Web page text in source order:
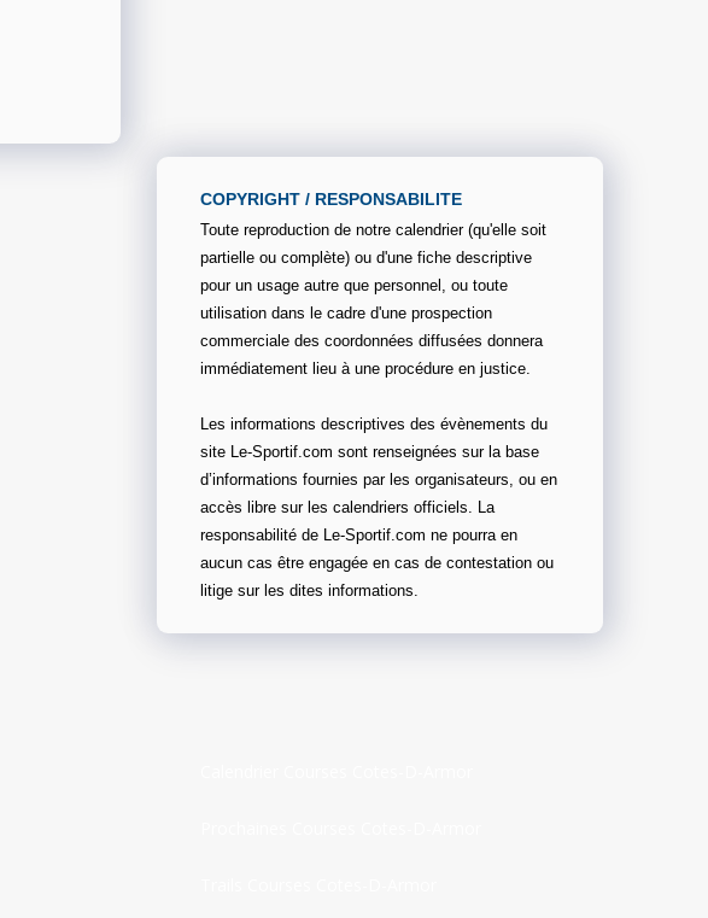
COPYRIGHT / RESPONSABILITE
Toute reproduction de notre calendrier (qu'elle soit
partielle ou complète) ou d'une fiche descriptive
pour un usage autre que personnel, ou toute
utilisation dans le cadre d'une prospection
commerciale des coordonnées diffusées donnera
immédiatement lieu à une procédure en justice.
Les informations descriptives des évènements du
site Le-Sportif.com sont renseignées sur la base
d’informations fournies par les organisateurs, ou en
accès libre sur les calendriers officiels. La
responsabilité de Le-Sportif.com ne pourra en
aucun cas être engagée en cas de contestation ou
litige sur les dites informations.